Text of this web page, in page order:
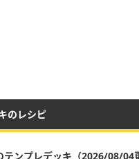
のレシピ
テンプレデッキ（2026/08/04